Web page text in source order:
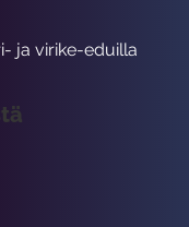
ja virike-eduilla